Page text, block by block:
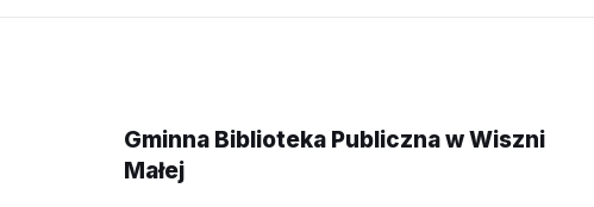
Gminna Biblioteka Publiczna w Wiszni
Małej